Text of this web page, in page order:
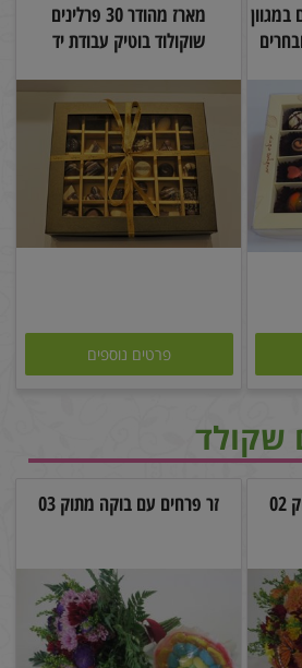
במגוון
מארז מהודר 30 פרלינים
שוקולוד בוטיק עבודת יד
פרטים נוספים
שקולד
זר פרחים עם בוקה מתוק 03